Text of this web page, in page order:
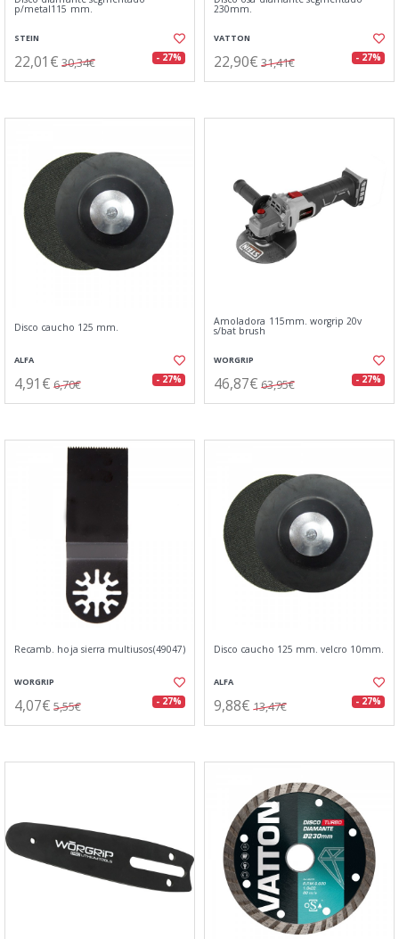
p/metal115 mm.
STEIN
22,01€ 30,34€ - 27%
230mm.
VATTON
22,90€ 31,41€ - 27%
Disco caucho 125 mm.
ALFA
4,91€ 6,70€ - 27%
Amoladora 115mm. worgrip 20v
s/bat brush
WORGRIP
46,87€ 63,95€ - 27%
Recamb. hoja sierra multiusos(49047)
WORGRIP
4,07€ 5,55€ - 27%
Disco caucho 125 mm. velcro 10mm.
ALFA
9,88€ 13,47€ - 27%